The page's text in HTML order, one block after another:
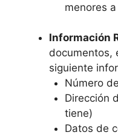
menores
Información
documentos,
siguiente
Número
Dirección
tiene)
Datos de